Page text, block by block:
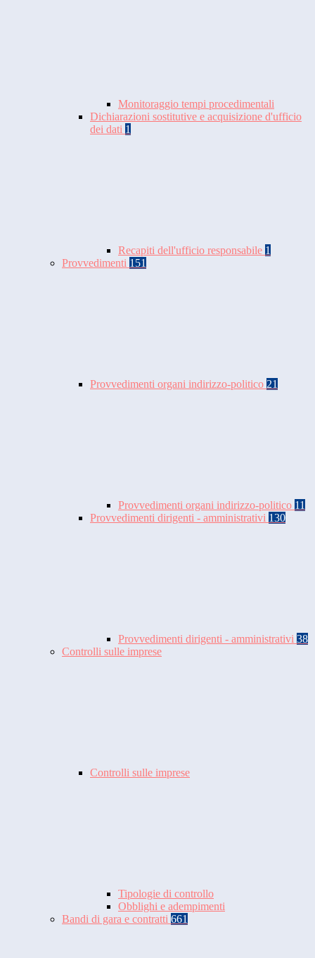
Monitoraggio tempi procedimentali
Dichiarazioni sostitutive e acquisizione d'ufficio
dei dati 1
Recapiti dell'ufficio responsabile 1
Provvedimenti 151
Provvedimenti organi indirizzo-politico 21
Provvedimenti organi indirizzo-politico 11
Provvedimenti dirigenti - amministrativi 130
Provvedimenti dirigenti - amministrativi 38
Controlli sulle imprese
Controlli sulle imprese
Tipologie di controllo
Obblighi e adempimenti
Bandi di gara e contratti 661